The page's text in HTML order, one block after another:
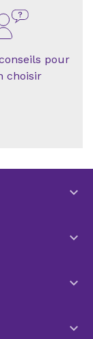
pour
choisir



